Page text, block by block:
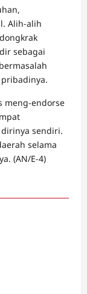
Alih-alih
sebagai
meng-endorse
sendiri.
selama
(AN/E-4)